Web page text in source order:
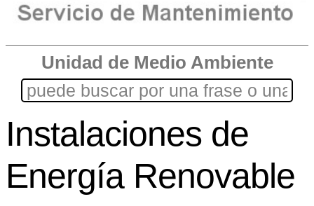
Unidad de Medio Ambiente
Instalaciones de
Energía Renovable